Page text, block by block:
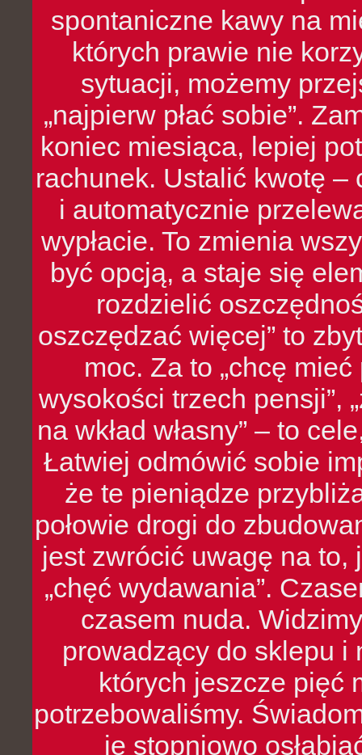
spontaniczne kawy na
których prawie nie
sytuacji, możemy
„najpierw płać sobie”.
koniec miesiąca, lepiej
rachunek. Ustalić kwotę
i automatycznie
wypłacie. To zmienia
być opcją, a staje się
rozdzielić
oszczędzać więcej” to
moc. Za to „chcę
wysokości trzech pensji”,
na wkład własny” – to
Łatwiej odmówić sobie
że te pieniądze
połowie drogi do
jest zwrócić uwagę na to,
„chęć wydawania”.
czasem nuda.
prowadzący do sklepu i
których jeszcze pięć
potrzebowaliśmy.
je stopniowo